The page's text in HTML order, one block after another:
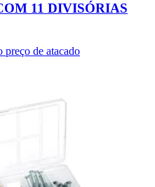
11 DIVISÓRIAS
preço de atacado